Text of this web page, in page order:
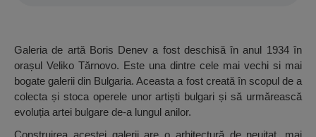
Galeria de artă Boris Denev a fost deschisă în anul 1934 în
orașul Veliko Tărnovo. Este una dintre cele mai vechi si mai
bogate galerii din Bulgaria. Aceasta a fost creată în scopul de a
colecta și stoca operele unor artiști bulgari și să urmărească
evoluția artei bulgare de-a lungul anilor.